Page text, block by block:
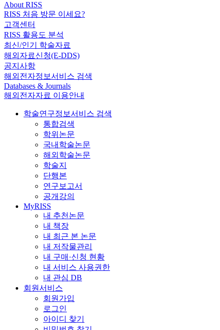
About RISS
RISS 처음 방문 이세요?
고객센터
RISS 활용도 분석
최신/인기 학술자료
해외자료신청(E-DDS)
공지사항
해외전자정보서비스 검색
Databases & Journals
해외전자자료 이용안내
학술연구정보서비스 검색
통합검색
학위논문
국내학술논문
해외학술논문
학술지
단행본
연구보고서
공개강의
MyRISS
내 추천논문
내 책장
내 최근 본 논문
내 저작물관리
내 구매·신청 현황
내 서비스 사용권한
내 관심 DB
회원서비스
회원가입
로그인
아이디 찾기